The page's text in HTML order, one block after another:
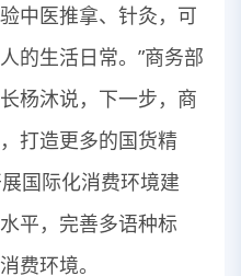
中医推拿、针灸，可
的生活日常。”商务部
杨沐说，下一步，商
打造更多的国货精
国际化消费环境建
平，完善多语种标
费环境。